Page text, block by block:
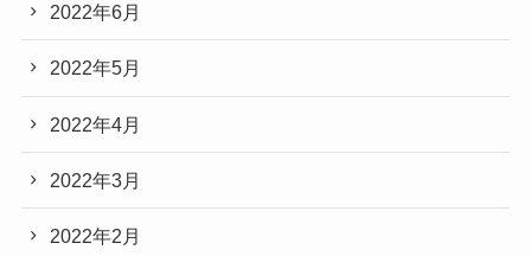
2022年6月
2022年5月
2022年4月
2022年3月
2022年2月